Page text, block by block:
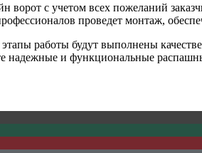
с учетом всех пожеланий
проведет монтаж,
работы будут выполнены
и функциональные